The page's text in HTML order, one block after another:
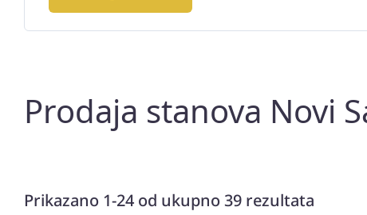
Prodaja stanova Novi
Prikazano 1-24 od ukupno 39 rezultata